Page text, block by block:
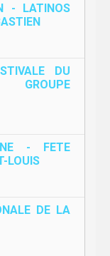
- LATINOS
DU
- FETE
LOUIS
DE LA